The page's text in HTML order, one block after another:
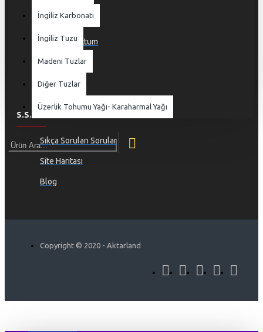
İngiliz Karbonatı
İngiliz Tuzu
Madeni Tuzlar
Diğer Tuzlar
Üzerlik Tohumu Yağı- Karaharmal Yağı
Sipariş Geçmişi
Şifremi Unuttum
İstek Listem
Giriş
S.S.S
Sıkça Sorulan Sorular
Site Haritası
Blog
Copyright © 2020 - Aktarland